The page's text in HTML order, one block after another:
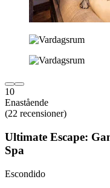
10
Enastående
(22 recensioner)
Ultimate Escape:
Spa
Escondido